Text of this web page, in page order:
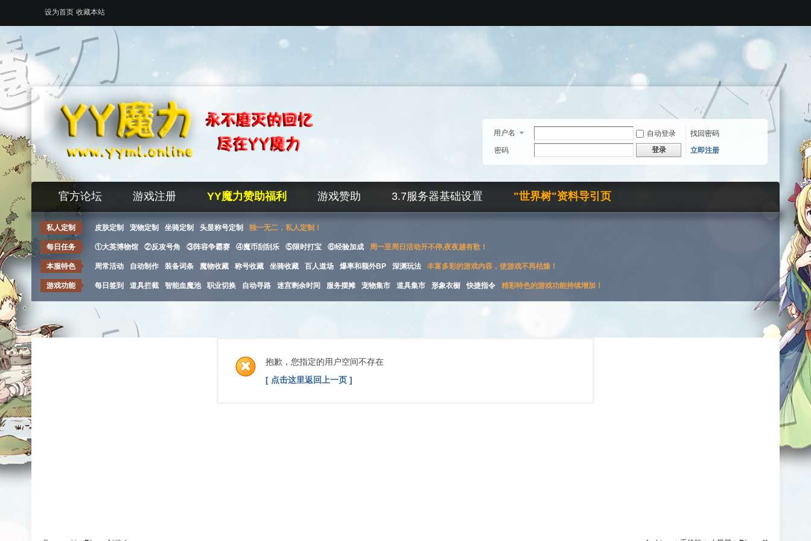
设为首页 收藏本站
用户名 自动登录
找回密码
密码
登录 立即注册
官方论坛 游戏注册 YY魔力赞助福利 游戏赞助 3.7服务器基础设置 "世界树"资料导引页
私人定制 皮肤定制 宠物定制 坐骑定制 头显称号定制 独一无二，私人定制！
每日任务 ①大英博物馆 ②反攻号角 ③阵容争霸赛 ④魔币刮刮乐 ⑤限时打宝 ⑥经验加成 周一至周日活动开不停,夜夜越有歌！
本服特色 周常活动 自动制作 装备词条 魔物收藏 称号收藏 坐骑收藏 百人道场 爆率和额外BP 深渊玩法 丰富多彩的游戏内容，使游戏不再枯燥！
游戏功能 每日签到 道具拦截 智能血魔池 职业切换 自动寻路 迷宫剩余时间 服务摆摊 宠物集市 道具集市 形象衣橱 快捷指令 精彩特色的游戏功能持续增加！
抱歉，您指定的用户空间不存在
[ 点击这里返回上一页 ]